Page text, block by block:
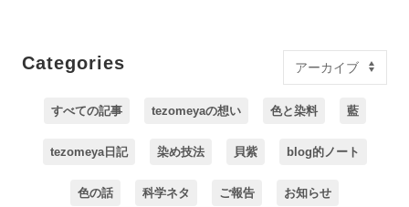
Categories
すべての記事 tezomeyaの想い 色と染料 藍
tezomeya日記 染め技法 貝紫 blog的ノート
色の話 科学ネタ ご報告 お知らせ